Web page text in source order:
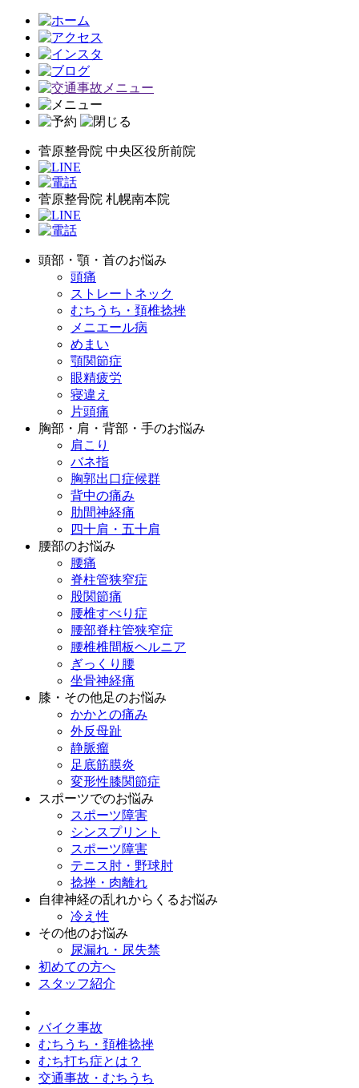
菅原整骨院 中央区役所前院
菅原整骨院 札幌南本院
頭部・顎・首のお悩み
頭痛
ストレートネック
むちうち・頚椎捻挫
メニエール病
めまい
顎関節症
眼精疲労
寝違え
片頭痛
胸部・肩・背部・手のお悩み
肩こり
バネ指
胸郭出口症候群
背中の痛み
肋間神経痛
四十肩・五十肩
腰部のお悩み
腰痛
脊柱管狭窄症
股関節痛
腰椎すべり症
腰部脊柱管狭窄症
腰椎椎間板ヘルニア
ぎっくり腰
坐骨神経痛
膝・その他足のお悩み
かかとの痛み
外反母趾
静脈瘤
足底筋膜炎
変形性膝関節症
スポーツでのお悩み
スポーツ障害
シンスプリント
スポーツ障害
テニス肘・野球肘
捻挫・肉離れ
自律神経の乱れからくるお悩み
冷え性
その他のお悩み
尿漏れ・尿失禁
初めての方へ
スタッフ紹介
バイク事故
むちうち・頚椎捻挫
むち打ち症とは？
交通事故・むちうち